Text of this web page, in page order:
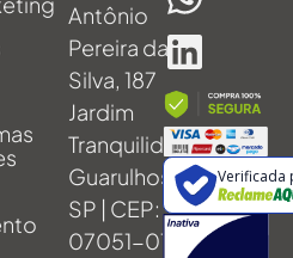
Antônio
Pereira da
Silva, 187
Jardim
Tranquilidade,
Guarulhos -
SP | CEP:
07051-011
Verificada